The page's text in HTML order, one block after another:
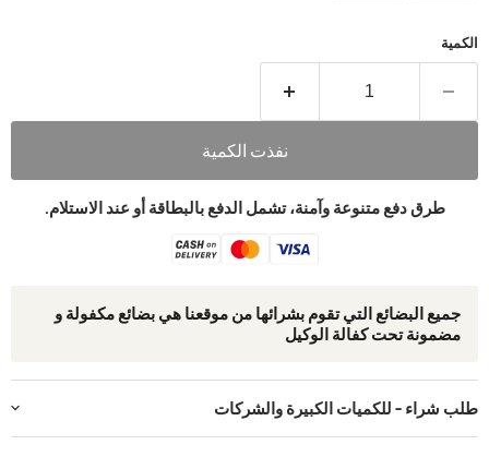
الكمية
نفذت الكمية
طرق دفع متنوعة وآمنة، تشمل الدفع بالبطاقة أو عند الاستلام.
جمیع البضائع التي تقوم بشرائھا من موقعنا ھي بضائع مكفولة و
مضمونة تحت كفالة الوكيل
طلب شراء - للكميات الكبيرة والشركات